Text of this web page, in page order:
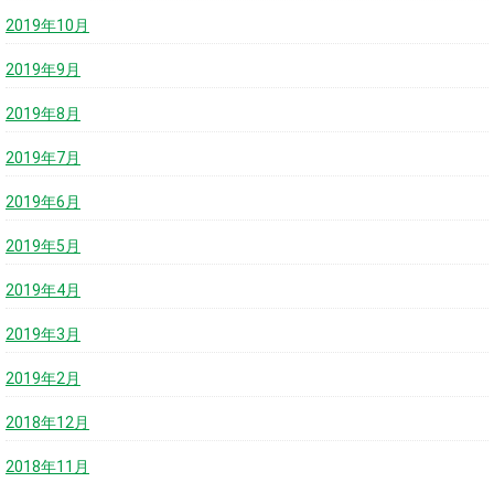
2019年10月
2019年9月
2019年8月
2019年7月
2019年6月
2019年5月
2019年4月
2019年3月
2019年2月
2018年12月
2018年11月